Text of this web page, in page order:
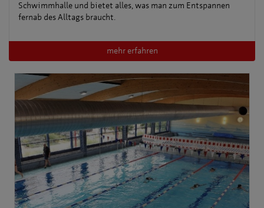
Schwimmhalle und bietet alles, was man zum Entspannen
fernab des Alltags braucht.
mehr erfahren